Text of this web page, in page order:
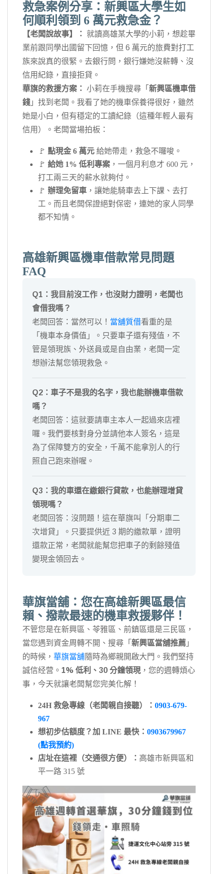
救急案例分享：新興區大學生如
何順利領到 6 萬元救急金？
【老闆說故事】：
就讀高雄某大學的小莉，想趁畢
業前跟同學出國留下回憶，但 6 萬元的旅費對打工
族來說真的很緊。去銀行問，銀行嫌她沒薪轉、沒
信用紀錄，直接拒貸。
華旗的救援方案： 小莉在手機搜尋「 新興區機車借
錢 」找到老闆。我看了她的機車保養得很好，雖然
她是小白，但有穩定的工讀紀錄（這種年輕人最有
信用）。老闆當場拍板：
🚩 點現金 6 萬元 給她帶走，救急不囉唆。
🚩 給她 1% 低利專案 ，一個月利息才 600 元，
打工兩三天的薪水就夠付。
🚩 辦理免留車 ，讓她能騎車去上下課、去打
工。而且老闆保證絕對保密，連她的家人同學
都不知情。
高雄新興區機車借款常見問題
FAQ
Q1：我目前沒工作，也沒財力證明，老闆也
會借我嗎？
老闆回答：當然可以！ 當舖質借看重的是
「機車本身價值」。只要車子還有殘值，不
管是領現族、外送員或是自由業，老闆一定
想辦法幫您領現救急。
Q2：車子不是我的名字，我也能辦機車借款
嗎？
老闆回答：這就要請車主本人一起過來店裡
囉。我們要核對身分並請他本人簽名，這是
為了保障雙方的安全，千萬不能拿別人的行
照自己跑來辦喔。
Q3：我的車還在繳銀行貸款，也能辦理增貸
領現嗎？
老闆回答：沒問題！這在華旗叫「分期車二
次增貸」。只要提供近 3 期的繳款單，證明
還款正常，老闆就能幫您把車子的剩餘殘值
變現金領回去。
華旗當舖：您在高雄新興區最信
賴、撥款最速的機車救援夥伴！
不管您是在新興區、苓雅區、前鎮區還是三民區，
當您遇到資金周轉不開、搜尋「 新興區當舖推薦 」
的時候， 華旗當舖隨時為鄉親開啟大門。我們堅持
誠信经营。 1% 低利、30 分鐘領現 ，您的週轉煩心
事，今天就讓老闆幫您完美化解！
24H 救急專線（老闆親自接聽）： 0903-679-
967
想初步估額度？加 LINE 最快： 0903679967
(點我預約)
店址在這裡（交通很方便）： 高雄市新興區和
平一路 315 號